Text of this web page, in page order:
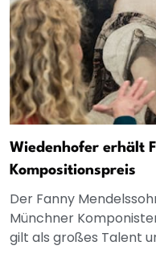
Wiedenhofer erhält
Kompositionspreis
Der Fanny
Münchner
gilt als großes Talent